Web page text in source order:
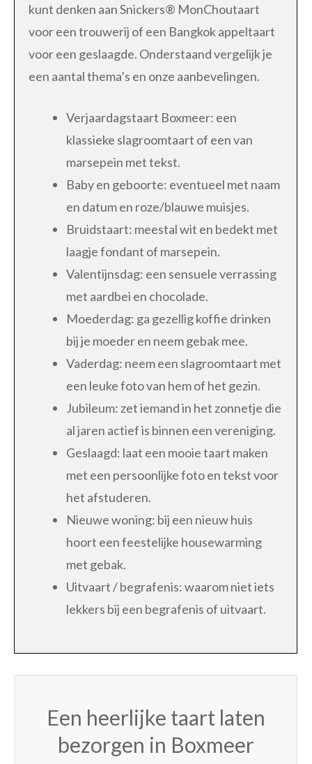
kunt denken aan Snickers® MonChoutaart
voor een trouwerij of een Bangkok appeltaart
voor een geslaagde. Onderstaand vergelijk je
een aantal thema’s en onze aanbevelingen.
Verjaardagstaart Boxmeer: een
klassieke slagroomtaart of een van
marsepein met tekst.
Baby en geboorte: eventueel met naam
en datum en roze/blauwe muisjes.
Bruidstaart: meestal wit en bedekt met
laagje fondant of marsepein.
Valentijnsdag: een sensuele verrassing
met aardbei en chocolade.
Moederdag: ga gezellig koffie drinken
bij je moeder en neem gebak mee.
Vaderdag: neem een slagroomtaart met
een leuke foto van hem of het gezin.
Jubileum: zet iemand in het zonnetje die
al jaren actief is binnen een vereniging.
Geslaagd: laat een mooie taart maken
met een persoonlijke foto en tekst voor
het afstuderen.
Nieuwe woning: bij een nieuw huis
hoort een feestelijke housewarming
met gebak.
Uitvaart / begrafenis: waarom niet iets
lekkers bij een begrafenis of uitvaart.
Een heerlijke taart laten
bezorgen in Boxmeer